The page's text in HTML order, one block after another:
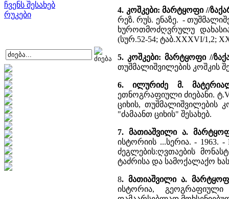
ჩვენს შესახებ
რუკები
4. კოშკები: მარტყოფი //
რეზ. რუს. ენაზე. -
ხუროთმოძღვრულუ
(სურ.52-54; ტაბ.XXXVI/1,2;
5. კოშკები: მარტყოფი //
თუშმალიშვილების კოშკის
6. ილურიძე მ.
ეთნოგრაფიული ძიებანი.
ციხის, თუშმალიშვილების
"ძამაანთ ციხის" შესახებ.
7. მათიაშვილი ა.
ისტორიის ...სერია. - 1963.
ძეგლების:ღვთაების
ტაძრისა და სამოქალაქო
8. მათიაშვილი ა.
ისტორია,